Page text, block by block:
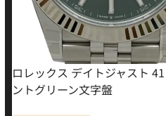
ロレックス デイトジャスト
ントグリーン文字盤